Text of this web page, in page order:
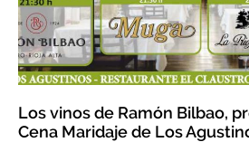
Los vinos de Ramón Bilbao,
Cena Maridaje de Los